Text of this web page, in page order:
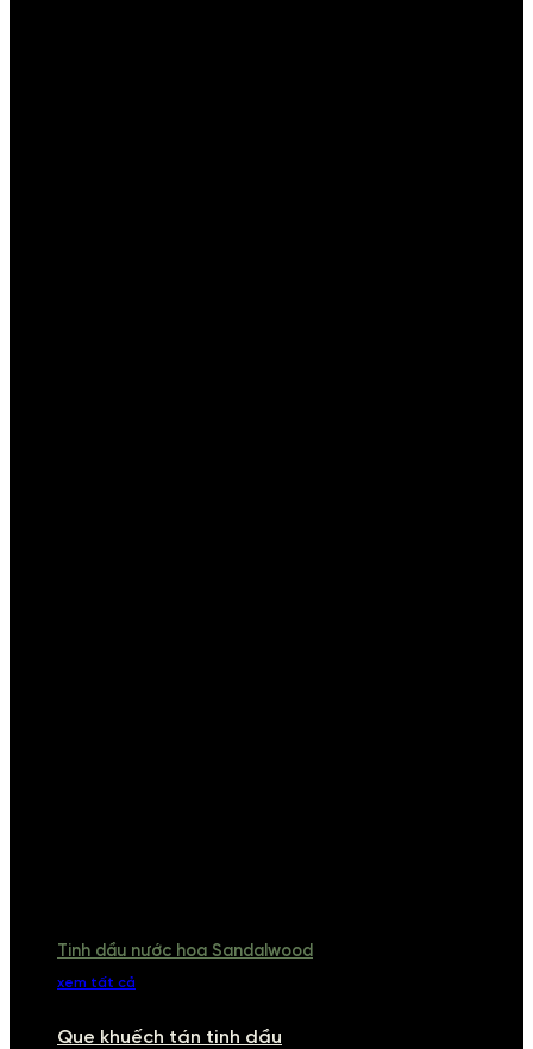
Tinh dầu nước hoa Sandalwood
xem tất cả
Que khuếch tán tinh dầu